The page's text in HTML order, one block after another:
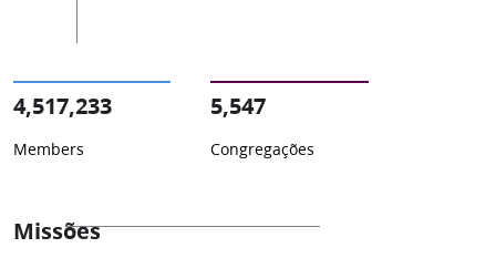
4,517,233
Members
5,547
Congregações
Missões